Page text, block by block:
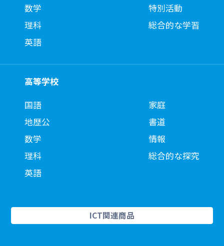
数学
理科
英語
特別活動
総合的な学習
高等学校
国語
地歴公
数学
理科
英語
家庭
書道
情報
総合的な探究
ICT関連商品